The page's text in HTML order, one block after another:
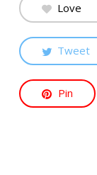
Love
Tweet
Pin